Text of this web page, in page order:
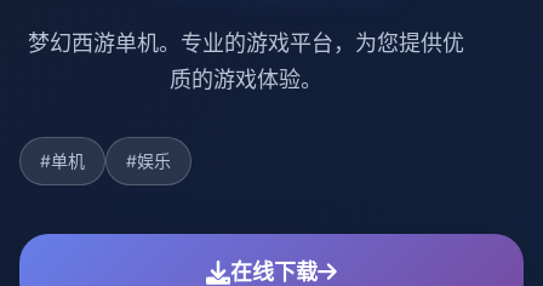
梦幻西游单机。专业的游戏平台，为您提供优
质的游戏体验。
#单机 #娱乐
在线下载